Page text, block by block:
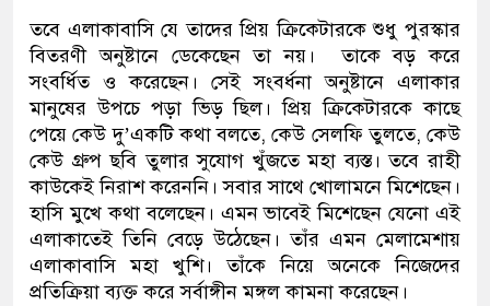
তবে এলাকাবাসি যে তাদের প্রিয় ক্রিকেটারকে শুধু পুরস্কার
বিতরণী অনুষ্টানে ডেকেছেন তা নয়। তাকে বড় করে
সংবর্ধিত ও করেছেন। সেই সংবর্ধনা অনুষ্টানে এলাকার
মানুষের উপচে পড়া ভিড় ছিল। প্রিয় ক্রিকেটারকে কাছে
পেয়ে কেউ দু’একটি কথা বলতে, কেউ সেলফি তুলতে, কেউ
কেউ গ্রুপ ছবি তুলার সুযোগ খুঁজতে মহা ব্যস্ত। তবে রাহী
কাউকেই নিরাশ করেননি। সবার সাথে খোলামনে মিশেছেন।
হাসি মুখে কথা বলেছেন। এমন ভাবেই মিশেছেন যেনো এই
এলাকাতেই তিনি বেড়ে উঠেছেন। তাঁর এমন মেলামেশায়
এলাকাবাসি মহা খুশি। তাঁকে নিয়ে অনেকে নিজেদের
প্রতিক্রিয়া ব্যক্ত করে সর্বাঙ্গীন মঙ্গল কামনা করেছেন।